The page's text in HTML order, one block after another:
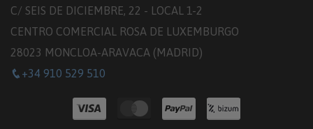
C/ SEIS DE DICIEMBRE, 22 - LOCAL 1-2
CENTRO COMERCIAL ROSA DE LUXEMBURGO
28023 MONCLOA-ARAVACA (MADRID)
+34 910 529 510